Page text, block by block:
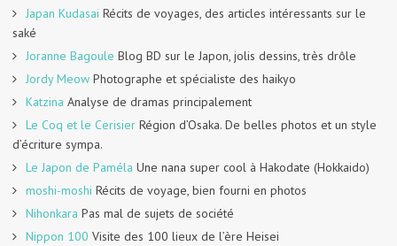
Japan Kudasai Récits de voyages, des articles intéressants sur le
saké
Joranne Bagoule Blog BD sur le Japon, jolis dessins, très drôle
Jordy Meow Photographe et spécialiste des haikyo
Katzina Analyse de dramas principalement
Le Coq et le Cerisier Région d’Osaka. De belles photos et un style
d’écriture sympa.
Le Japon de Paméla Une nana super cool à Hakodate (Hokkaido)
moshi-moshi Récits de voyage, bien fourni en photos
Nihonkara Pas mal de sujets de société
Nippon 100 Visite des 100 lieux de l’ère Heisei